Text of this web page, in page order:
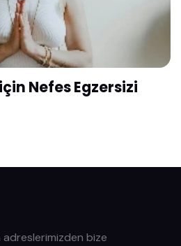
Nefes Egzersizi
adreslerimizden bize